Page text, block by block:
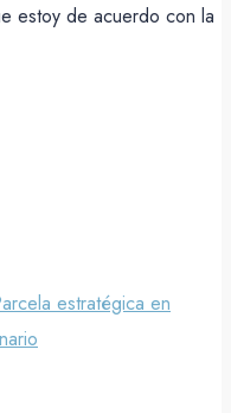
estoy de acuerdo con la